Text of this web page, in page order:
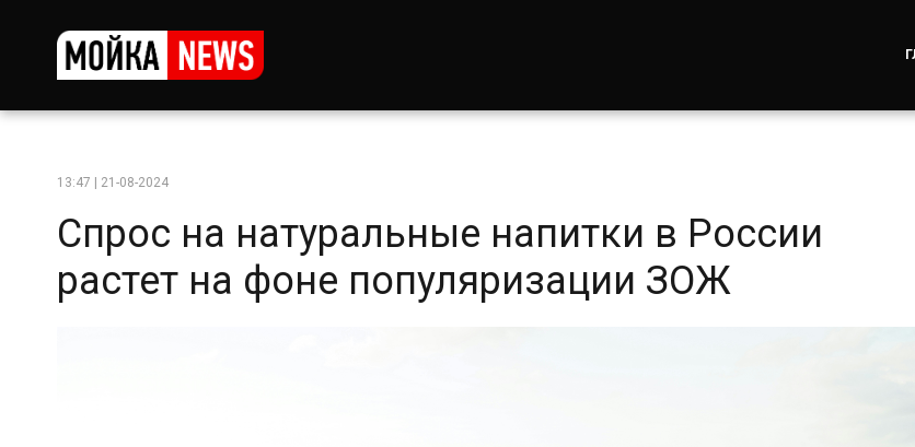
13:47 | 21-08-2024
Спрос на натуральные напитки в России
растет на фоне популяризации ЗОЖ